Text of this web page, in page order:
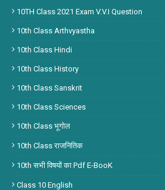
10TH Class 2021 Exam V.V.I Question
10th Class Arthvyastha
10th Class Hindi
10th Class History
10th Class Sanskrit
10th Class Sciences
10th Class भूगोल
10th Class राजनितिक
10th सभी विषयों का Pdf E-BooK
Class 10 English